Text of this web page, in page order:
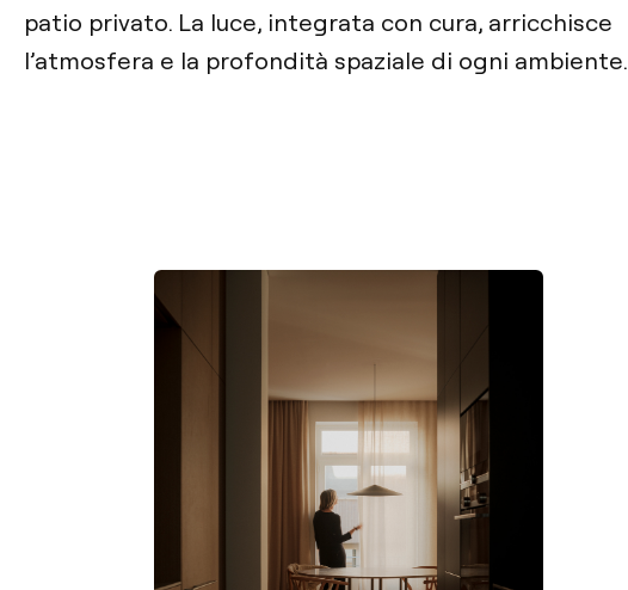
patio privato. La luce, integrata con cura, arricchisce
l’atmosfera e la profondità spaziale di ogni ambiente.